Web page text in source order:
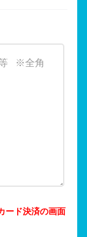
ード決済の画面